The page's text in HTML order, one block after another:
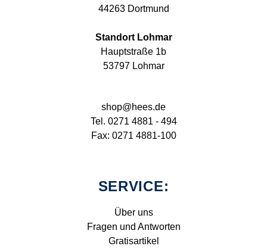
44263 Dortmund
Standort Lohmar
Hauptstraße 1b
53797 Lohmar
shop@hees.de
Tel. 0271 4881 - 494
Fax: 0271 4881-100
SERVICE:
Über uns
Fragen und Antworten
Gratisartikel